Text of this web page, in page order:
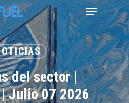
Menu
del sector |
Julio 07 2026